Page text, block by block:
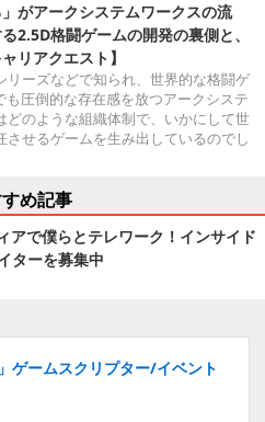
」がアークシステムワークスの流
2.5D格闘ゲームの開発の裏側と、
リアクエスト】
リーズなどで知られ、世界的な格闘ゲ
も圧倒的な存在感を放つアークシステ
どのような組織体制で、いかにして世
させるゲームを生み出しているのでし
め記事
アで僕らとテレワーク！インサイド
ターを募集中
ゲームスクリプター/イベント